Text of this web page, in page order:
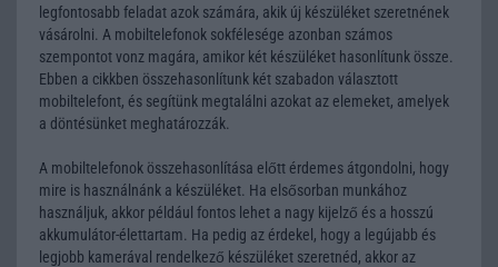
legfontosabb feladat azok számára, akik új készüléket szeretnének
vásárolni. A mobiltelefonok sokfélesége azonban számos
szempontot vonz magára, amikor két készüléket hasonlítunk össze.
Ebben a cikkben összehasonlítunk két szabadon választott
mobiltelefont, és segítünk megtalálni azokat az elemeket, amelyek
a döntésünket meghatározzák.
A mobiltelefonok összehasonlítása előtt érdemes átgondolni, hogy
mire is használnánk a készüléket. Ha elsősorban munkához
használjuk, akkor például fontos lehet a nagy kijelző és a hosszú
akkumulátor-élettartam. Ha pedig az érdekel, hogy a legújabb és
legjobb kamerával rendelkező készüléket szeretnéd, akkor az